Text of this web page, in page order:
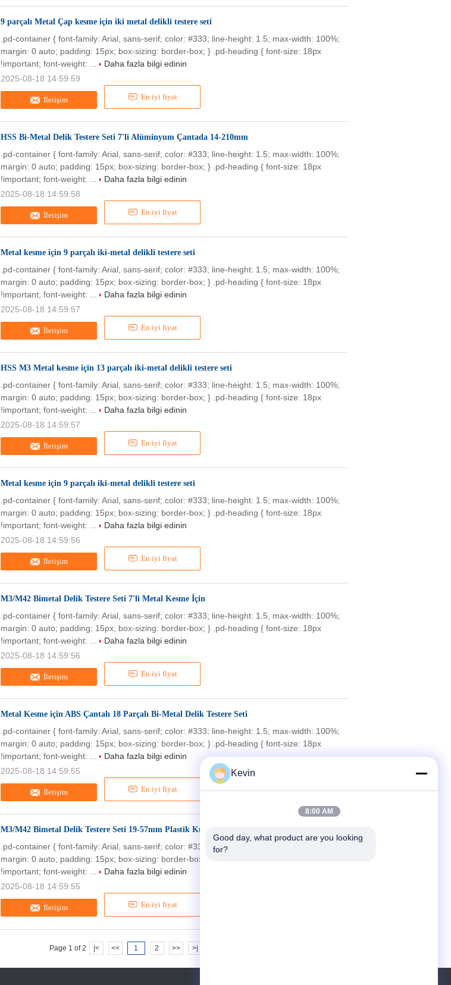
9 parçalı Metal Çap kesme için iki metal delikli testere seti
İletişim En iyi fiyat
.pd-container { font-family: Arial, sans-serif; color: #333; line-height: 1.5; max-width: 100%;
margin: 0 auto; padding: 15px; box-sizing: border-box; } .pd-heading { font-size: 18px
!important; font-weight: ...
Daha fazla bilgi edinin
2025-08-18 14:59:59
HSS Bi-Metal Delik Testere Seti 7'li Alüminyum Çantada 14-210mm
İletişim En iyi fiyat
.pd-container { font-family: Arial, sans-serif; color: #333; line-height: 1.5; max-width: 100%;
margin: 0 auto; padding: 15px; box-sizing: border-box; } .pd-heading { font-size: 18px
!important; font-weight: ...
Daha fazla bilgi edinin
2025-08-18 14:59:58
Metal kesme için 9 parçalı iki-metal delikli testere seti
İletişim En iyi fiyat
.pd-container { font-family: Arial, sans-serif; color: #333; line-height: 1.5; max-width: 100%;
margin: 0 auto; padding: 15px; box-sizing: border-box; } .pd-heading { font-size: 18px
!important; font-weight: ...
Daha fazla bilgi edinin
2025-08-18 14:59:57
HSS M3 Metal kesme için 13 parçalı iki-metal delikli testere seti
İletişim En iyi fiyat
.pd-container { font-family: Arial, sans-serif; color: #333; line-height: 1.5; max-width: 100%;
margin: 0 auto; padding: 15px; box-sizing: border-box; } .pd-heading { font-size: 18px
!important; font-weight: ...
Daha fazla bilgi edinin
2025-08-18 14:59:57
Metal kesme için 9 parçalı iki-metal delikli testere seti
İletişim En iyi fiyat
.pd-container { font-family: Arial, sans-serif; color: #333; line-height: 1.5; max-width: 100%;
margin: 0 auto; padding: 15px; box-sizing: border-box; } .pd-heading { font-size: 18px
!important; font-weight: ...
Daha fazla bilgi edinin
2025-08-18 14:59:56
M3/M42 Bimetal Delik Testere Seti 7'li Metal Kesme İçin
İletişim En iyi fiyat
.pd-container { font-family: Arial, sans-serif; color: #333; line-height: 1.5; max-width: 100%;
margin: 0 auto; padding: 15px; box-sizing: border-box; } .pd-heading { font-size: 18px
!important; font-weight: ...
Daha fazla bilgi edinin
2025-08-18 14:59:56
Metal Kesme için ABS Çantalı 18 Parçalı Bi-Metal Delik Testere Seti
İletişim En iyi fiyat
.pd-container { font-family: Arial, sans-serif; color: #333; line-height: 1.5; max-width: 100%;
margin: 0 auto; padding: 15px; box-sizing: border-box; } .pd-heading { font-size: 18px
!important; font-weight: ...
Daha fazla bilgi edinin
2025-08-18 14:59:55
M3/M42 Bimetal Delik Testere Seti 19-57mm Plastik Kutu ile
İletişim En iyi fiyat
.pd-container { font-family: Arial, sans-serif; color: #333; line-height: 1.5; max-width: 100%;
margin: 0 auto; padding: 15px; box-sizing: border-box; } .pd-heading { font-size: 18px
!important; font-weight: ...
Daha fazla bilgi edinin
2025-08-18 14:59:55
Page 1 of 2 |< << 1 2 >> >|
Kevin
8:00 AM
Good day, what product are you looking
for?